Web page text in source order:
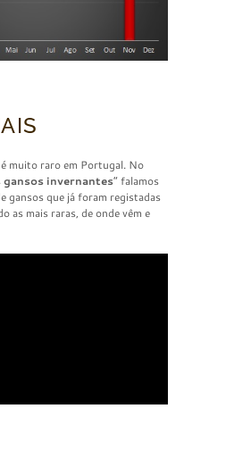
muito raro em Portugal. No
gansos invernantes” falamos
gansos que já foram registadas
as mais raras, de onde vêm e